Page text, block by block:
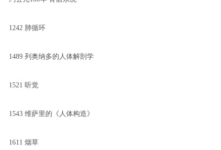
1242 肺循环
1489 列奥纳多的人体解剖学
1521 听觉
1543 维萨里的《人体构造》
1611 烟草